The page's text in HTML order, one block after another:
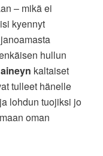
– mikä ei
kyennyt
hullun
kaltaiset
tulleet hänelle
lohdun tuojiksi jo
oman